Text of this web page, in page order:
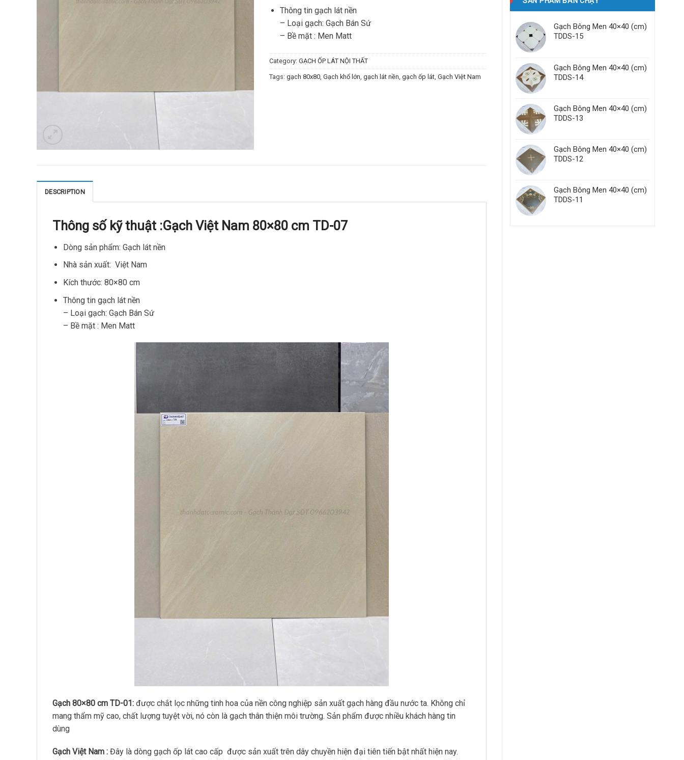
Gạch Bông Men 40×40 (cm)
TDDS-15
Gạch Bông Men 40×40 (cm)
TDDS-14
Gạch Bông Men 40×40 (cm)
TDDS-13
Gạch Bông Men 40×40 (cm)
TDDS-12
Gạch Bông Men 40×40 (cm)
TDDS-11
Thông tin gạch lát nền
– Loại gạch: Gạch Bán Sứ
– Bề mặt : Men Matt
Category: GẠCH ỐP LÁT NỘI THẤT
Tags: gạch 80x80, Gạch khổ lớn, gạch lát nền, gạch ốp lát, Gạch Việt Nam
DESCRIPTION
Thông số kỹ thuật :Gạch Việt Nam 80×80 cm TD-07
Dòng sản phẩm: Gạch lát nền
Nhà sản xuất: Việt Nam
Kích thước: 80×80 cm
Thông tin gạch lát nền
– Loại gạch: Gạch Bán Sứ
– Bề mặt : Men Matt
Gạch 80×80 cm TD-01: được chắt lọc những tinh hoa của nền công nghiệp sản xuất gạch hàng đầu nước ta. Không chỉ
mang thẩm mỹ cao, chất lượng tuyệt vời, nó còn là gạch thân thiện môi trường. Sản phẩm được nhiều khách hàng tin
dùng
Gạch Việt Nam : Đây là dòng gạch ốp lát cao cấp được sản xuất trên dây chuyền hiện đại tiên tiến bật nhất hiện nay.